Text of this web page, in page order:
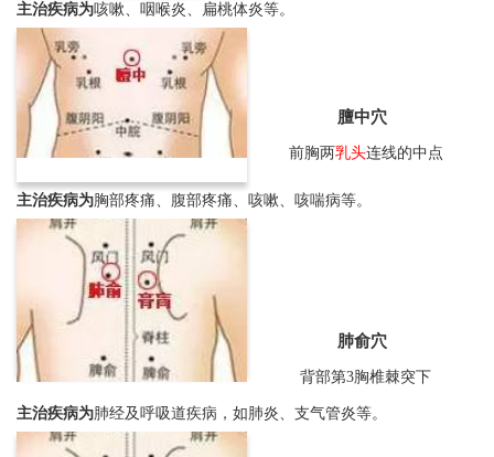
主治疾病为咳嗽、咽喉炎、扁桃体炎等。
膻中穴
前胸两乳头连线的中点
主治疾病为胸部疼痛、腹部疼痛、咳嗽、咳喘病等。
肺俞穴
背部第3胸椎棘突下
主治疾病为肺经及呼吸道疾病，如肺炎、支气管炎等。